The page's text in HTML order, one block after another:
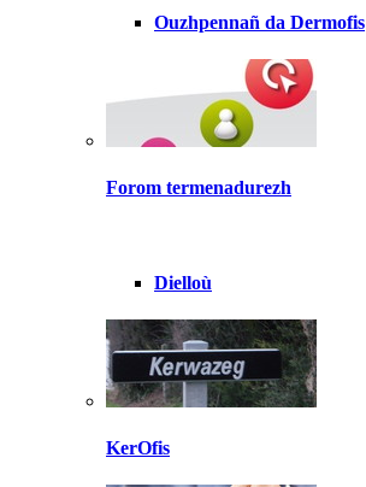
Ouzhpennañ da Dermofis
Forom termenadurezh
Dielloù
KerOfis